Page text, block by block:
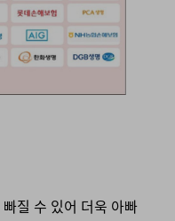
질 수 있어 더욱 아빠